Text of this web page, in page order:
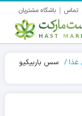
تماس باشگاه مشتریان
سس باربیکیو